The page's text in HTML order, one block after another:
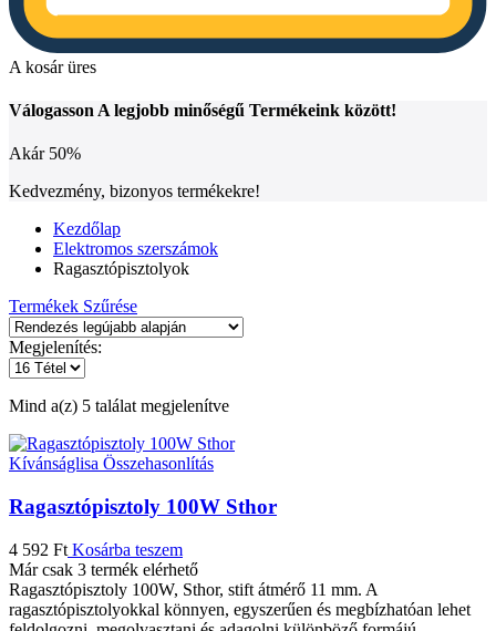
A kosár üres
Válogasson A legjobb minőségű Termékeink között!
Akár 50%
Kedvezmény, bizonyos termékekre!
Kezdőlap
Elektromos szerszámok
Ragasztópisztolyok
Termékek Szűrése
Megjelenítés:
Mind a(z) 5 találat megjelenítveSorted
latest
Kívánságlisa Összehasonlítás
Ragasztópisztoly 100W Sthor
4 592 Ft Kosárba teszem
Már csak 3 termék elérhető
Ragasztópisztoly 100W, Sthor, stift átmérő 11 mm. A
ragasztópisztolyokkal könnyen, egyszerűen és megbízhatóan lehet